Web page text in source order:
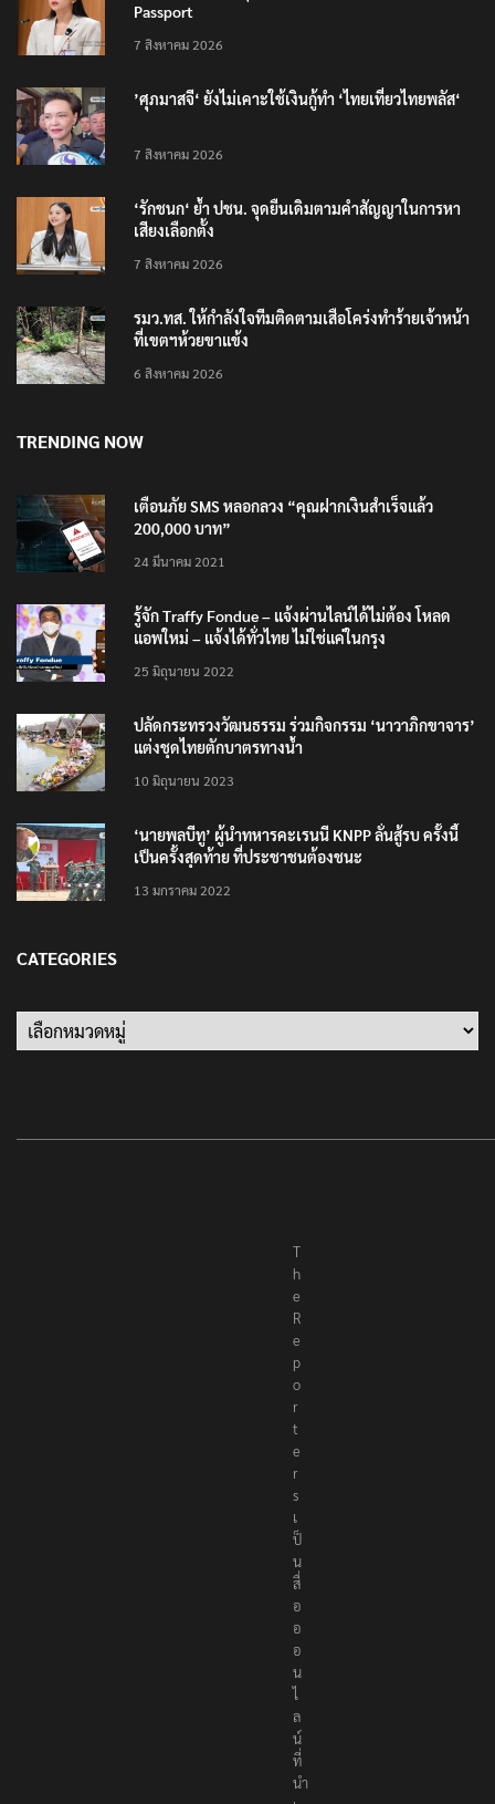
Passport
7 สิงหาคม 2026
’ศุภมาสจี‘ ยังไม่เคาะใช้เงินกู้ทำ ‘ไทยเที่ยวไทยพลัส‘
7 สิงหาคม 2026
‘รักชนก‘ ย้ำ ปชน. จุดยืนเดิมตามคำสัญญาในการหา
เสียงเลือกตั้ง
7 สิงหาคม 2026
รมว.ทส. ให้กำลังใจทีมติดตามเสือโคร่งทำร้ายเจ้าหน้า
ที่เขตฯห้วยขาแข้ง
6 สิงหาคม 2026
TRENDING NOW
เตือนภัย SMS หลอกลวง “คุณฝากเงินสำเร็จแล้ว
200,000 บาท”
24 มีนาคม 2021
รู้จัก Traffy Fondue – แจ้งผ่านไลน์ได้ไม่ต้อง โหลด
แอพใหม่ – แจ้งได้ทั่วไทย ไม่ใช่แค่ในกรุง
25 มิถุนายน 2022
ปลัดกระทรวงวัฒนธรรม ร่วมกิจกรรม ‘นาวาภิกขาจาร’
แต่งชุดไทยตักบาตรทางน้ำ
10 มิถุนายน 2023
‘นายพลบีทู’ ผู้นำทหารคะเรนนี KNPP ลั่นสู้รบ ครั้งนี้
เป็นครั้งสุดท้าย ที่ประชาชนต้องชนะ
13 มกราคม 2022
CATEGORIES
T
h
e
R
e
p
o
r
t
e
r
s
เ
ป็
น
สื่
อ
อ
อ
น
ไ
ล
น์
ที่
นำ